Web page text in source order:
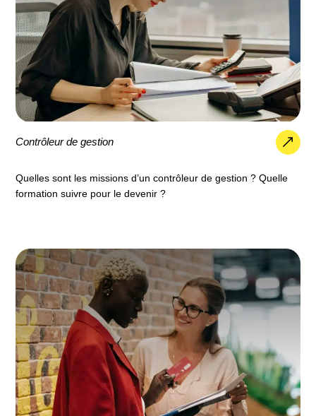
Contrôleur de gestion
Quelles sont les missions d’un contrôleur de gestion ? Quelle
formation suivre pour le devenir ?